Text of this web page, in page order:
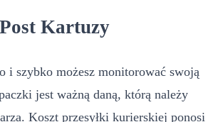
Kartuzy
i szybko możesz monitorować swoją
jest ważną daną, którą należy
Koszt przesyłki kurierskiej ponosi